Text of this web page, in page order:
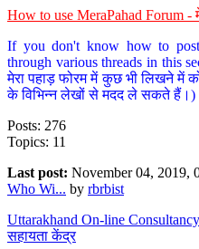
How to use MeraPahad Forum -
If you don't know how to
through various threads in this
मेरा पहाड़ फोरम में कुछ भी लिखने में
के विभिन्न लेखों से मदद ले सकते हैं।)
Posts: 276
Topics: 11
Last post: November 04, 2019,
Who Wi... by rbrbist
Uttarakhand On-line
सहायता केंद्र